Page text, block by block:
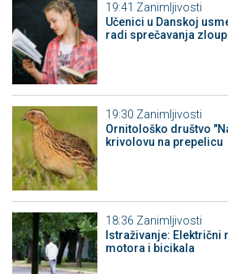
19:41 Zanimljivosti
Učenici u Danskoj
radi sprečavanja
19:30 Zanimljivosti
Ornitološko društvo
krivolovu na prepelicu
18:36 Zanimljivosti
Istraživanje:
motora i bicikala